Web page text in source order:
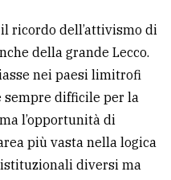
ricordo dell’attivismo di
della grande Lecco.
nei paesi limitrofi
sempre difficile per la
l’opportunità di
più vasta nella logica
diversi ma